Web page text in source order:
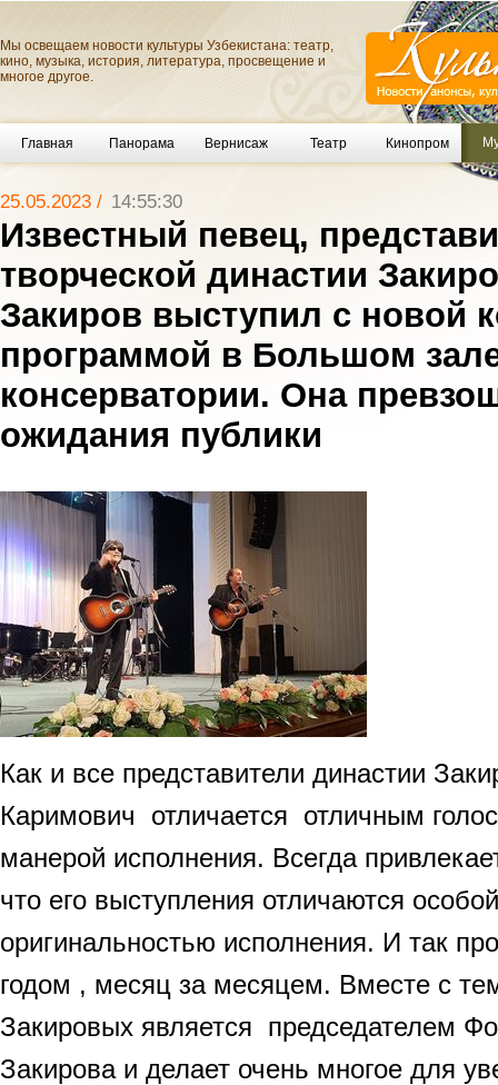
Мы освещаем новости культуры Узбекистана: театр,
кино, музыка, история, литература, просвещение и
многое другое.
Главная Панорама Вернисаж Театр Кинопром
25.05.2023 / 14:55:30
Известный певец,
творческой династии
Закиров выступил с новой
программой в Большом
консерватории. Она
ожидания публики
Как и все представители династии
Каримович отличается отличным
манерой исполнения. Всегда
что его выступления отличаются
оригинальностью исполнения. И так
годом , месяц за месяцем. Вместе с
Закировых является председателем
Закирова и делает очень многое для